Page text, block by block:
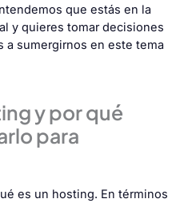
que estás en la
y quieres tomar decisiones
a sumergirnos en este tema
y por qué
para
es un hosting. En términos